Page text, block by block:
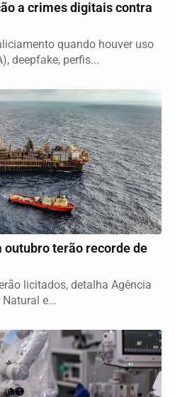
a crimes digitais contra
quando houver uso
deepfake, perfis...
outubro terão recorde de
licitados, detalha Agência
e...